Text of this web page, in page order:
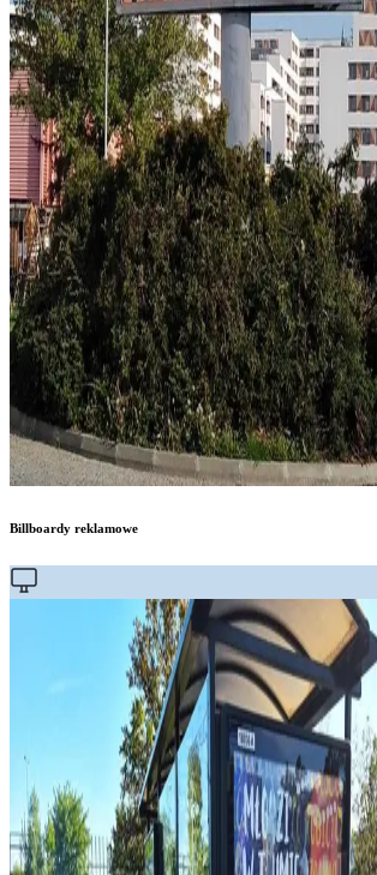
Billboardy reklamowe